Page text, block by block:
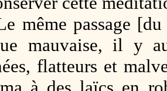
même passage
mauvaise, il y
flatteurs et